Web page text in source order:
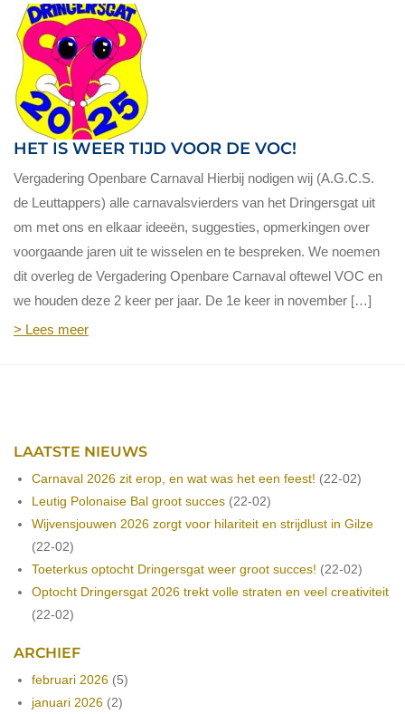
HET IS WEER TIJD VOOR DE VOC!
Vergadering Openbare Carnaval Hierbij nodigen wij (A.G.C.S.
de Leuttappers) alle carnavalsvierders van het Dringersgat uit
om met ons en elkaar ideeën, suggesties, opmerkingen over
voorgaande jaren uit te wisselen en te bespreken. We noemen
dit overleg de Vergadering Openbare Carnaval oftewel VOC en
we houden deze 2 keer per jaar. De 1e keer in november […]
> Lees meer
LAATSTE NIEUWS
Carnaval 2026 zit erop, en wat was het een feest! (22-02)
Leutig Polonaise Bal groot succes (22-02)
Wijvensjouwen 2026 zorgt voor hilariteit en strijdlust in Gilze
(22-02)
Toeterkus optocht Dringersgat weer groot succes! (22-02)
Optocht Dringersgat 2026 trekt volle straten en veel creativiteit
(22-02)
ARCHIEF
februari 2026 (5)
januari 2026 (2)